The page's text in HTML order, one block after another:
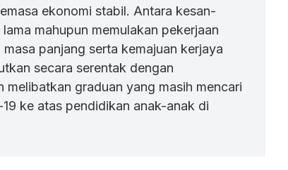
ekonomi stabil. Antara kesan-
mahupun memulakan pekerjaan
panjang serta kemajuan kerjaya
secara serentak dengan
graduan yang masih mencari
ke atas pendidikan anak-anak di